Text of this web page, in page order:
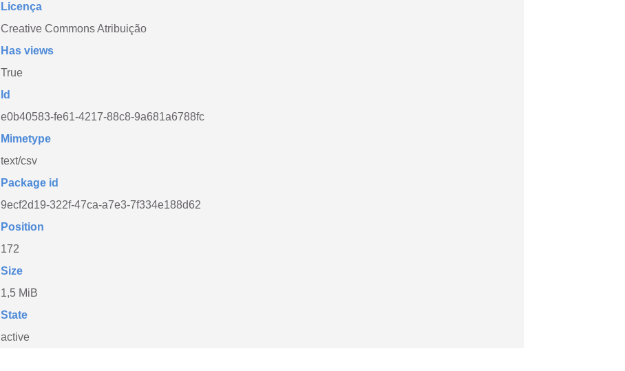
Licença
Creative Commons Atribuição
Has views
True
Id
e0b40583-fe61-4217-88c8-9a681a6788fc
Mimetype
text/csv
Package id
9ecf2d19-322f-47ca-a7e3-7f334e188d62
Position
172
Size
1,5 MiB
State
active